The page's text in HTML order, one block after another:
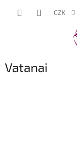
CZK
Vatanai